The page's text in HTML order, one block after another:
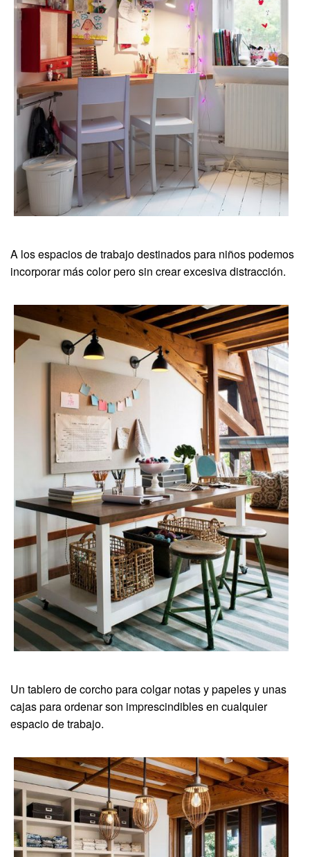
A los espacios de trabajo destinados para niños podemos
incorporar más color pero sin crear excesiva distracción.
Un tablero de corcho para colgar notas y papeles y unas
cajas para ordenar son imprescindibles en cualquier
espacio de trabajo.